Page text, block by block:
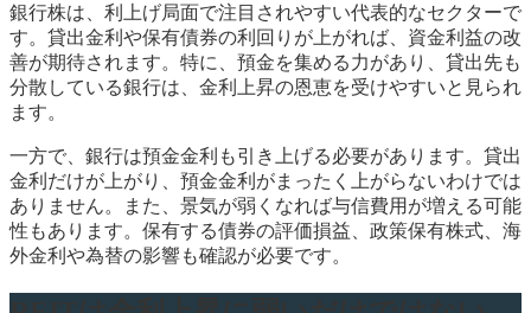
銀行株は、利上げ局面で注目されやすい代表的なセクターで
す。貸出金利や保有債券の利回りが上がれば、資金利益の改
善が期待されます。特に、預金を集める力があり、貸出先も
分散している銀行は、金利上昇の恩恵を受けやすいと見られ
ます。
一方で、銀行は預金金利も引き上げる必要があります。貸出
金利だけが上がり、預金金利がまったく上がらないわけでは
ありません。また、景気が弱くなれば与信費用が増える可能
性もあります。保有する債券の評価損益、政策保有株式、海
外金利や為替の影響も確認が必要です。